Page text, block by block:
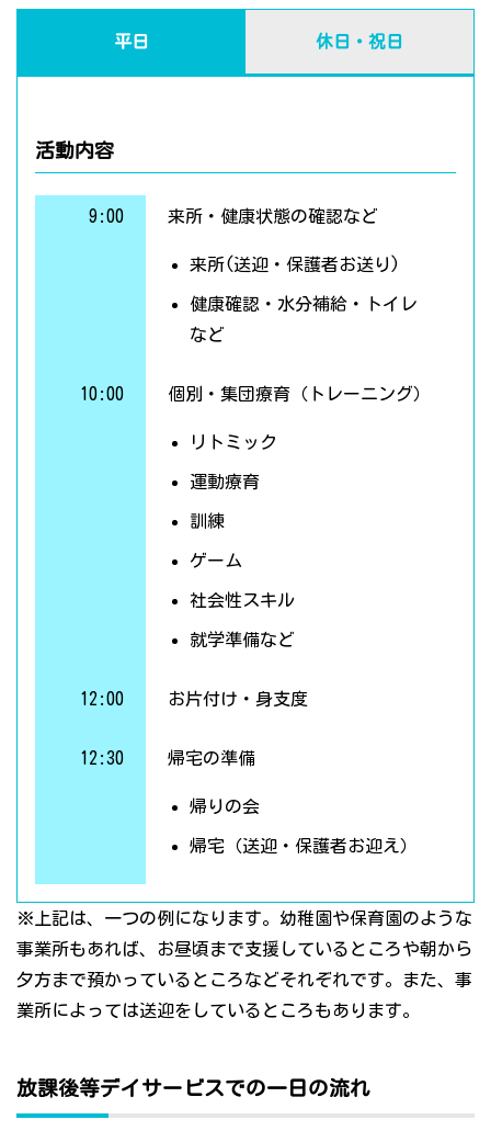
平日 休日・祝日
活動内容
9:00 来所・健康状態の確認など
来所(送迎・保護者お送り)
健康確認・水分補給・トイレ
など
10:00 個別・集団療育（トレーニング）
リトミック
運動療育
訓練
ゲーム
社会性スキル
就学準備など
12:00 お片付け・身支度
12:30 帰宅の準備
帰りの会
帰宅（送迎・保護者お迎え）
※上記は、一つの例になります。幼稚園や保育園のような
事業所もあれば、お昼頃まで支援しているところや朝から
夕方まで預かっているところなどそれぞれです。また、事
業所によっては送迎をしているところもあります。
放課後等デイサービスでの一日の流れ